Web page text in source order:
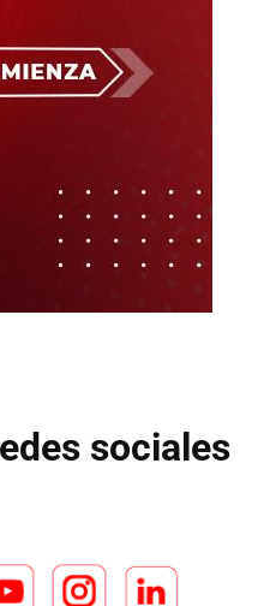
sociales